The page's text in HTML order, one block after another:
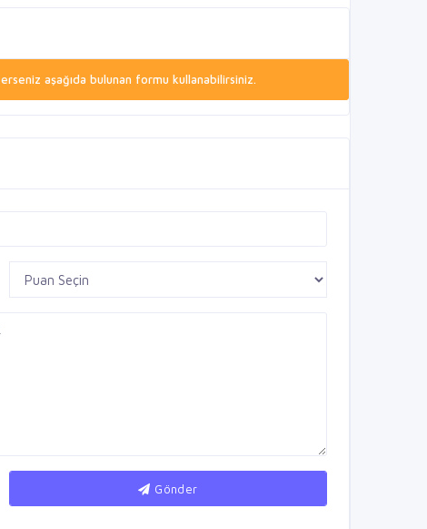
aşağıda bulunan formu kullanabilirsiniz.
Gönder